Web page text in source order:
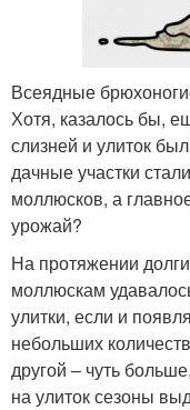
Всеядные
Хотя, казалось бы,
слизней и улиток
дачные участки
моллюсков, а
урожай?
На протяжении
моллюскам
улитки, если и
небольших
другой – чуть
на улиток сезоны